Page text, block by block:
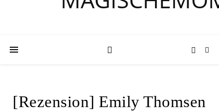
[Rezension] Emily Thomsen